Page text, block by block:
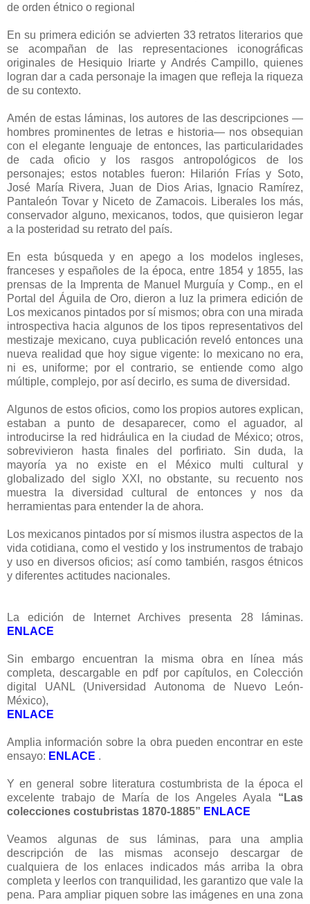
de orden étnico o regional
En su primera edición se advierten 33 retratos literarios que
se acompañan de las representaciones iconográficas
originales de Hesiquio Iriarte y Andrés Campillo, quienes
logran dar a cada personaje la imagen que refleja la riqueza
de su contexto.
Amén de estas láminas, los autores de las descripciones —
hombres prominentes de letras e historia— nos obsequian
con el elegante lenguaje de entonces, las particularidades
de cada oficio y los rasgos antropológicos de los
personajes; estos notables fueron: Hilarión Frías y Soto,
José María Rivera, Juan de Dios Arias, Ignacio Ramírez,
Pantaleón Tovar y Niceto de Zamacois. Liberales los más,
conservador alguno, mexicanos, todos, que quisieron legar
a la posteridad su retrato del país.
En esta búsqueda y en apego a los modelos ingleses,
franceses y españoles de la época, entre 1854 y 1855, las
prensas de la Imprenta de Manuel Murguía y Comp., en el
Portal del Águila de Oro, dieron a luz la primera edición de
Los mexicanos pintados por sí mismos; obra con una mirada
introspectiva hacia algunos de los tipos representativos del
mestizaje mexicano, cuya publicación reveló entonces una
nueva realidad que hoy sigue vigente: lo mexicano no era,
ni es, uniforme; por el contrario, se entiende como algo
múltiple, complejo, por así decirlo, es suma de diversidad.
Algunos de estos oficios, como los propios autores explican,
estaban a punto de desaparecer, como el aguador, al
introducirse la red hidráulica en la ciudad de México; otros,
sobrevivieron hasta finales del porfiriato. Sin duda, la
mayoría ya no existe en el México multi cultural y
globalizado del siglo XXI, no obstante, su recuento nos
muestra la diversidad cultural de entonces y nos da
herramientas para entender la de ahora.
Los mexicanos pintados por sí mismos ilustra aspectos de la
vida cotidiana, como el vestido y los instrumentos de trabajo
y uso en diversos oficios; así como también, rasgos étnicos
y diferentes actitudes nacionales.
La edición de Internet Archives presenta 28 láminas.
ENLACE
Sin embargo encuentran la misma obra en línea más
completa, descargable en pdf por capítulos, en Colección
digital UANL (Universidad Autonoma de Nuevo León-
México),
ENLACE
Amplia información sobre la obra pueden encontrar en este
ensayo: ENLACE .
Y en general sobre literatura costumbrista de la época el
excelente trabajo de María de los Angeles Ayala “Las
colecciones costubristas 1870-1885” ENLACE
Veamos algunas de sus láminas, para una amplia
descripción de las mismas aconsejo descargar de
cualquiera de los enlaces indicados más arriba la obra
completa y leerlos con tranquilidad, les garantizo que vale la
pena. Para ampliar piquen sobre las imágenes en una zona